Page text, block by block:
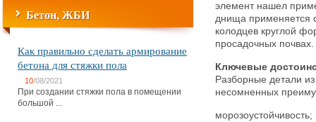
Бетон, ЖБИ
Как правильно сделать армирование
бетона для стяжки пола
10/08/2021
При создании стяжки пола в помещении
большой ...
элемент нашел
днища применяется
колодцев круглой
просадочных почвах.
Ключевые
Разборные детали
несомненных
морозоустойчивость;